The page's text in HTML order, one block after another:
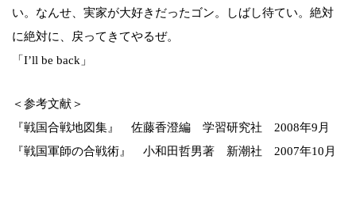
い。なんせ、実家が大好きだったゴン。しばし待てい。絶対
に絶対に、戻ってきてやるぜ。
「I’ll be back」
＜参考文献＞
『戦国合戦地図集』 佐藤香澄編 学習研究社 2008年9月
『戦国軍師の合戦術』 小和田哲男著 新潮社 2007年10月